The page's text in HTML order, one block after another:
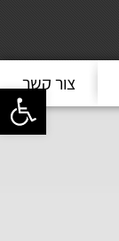
פתח
צור קשר